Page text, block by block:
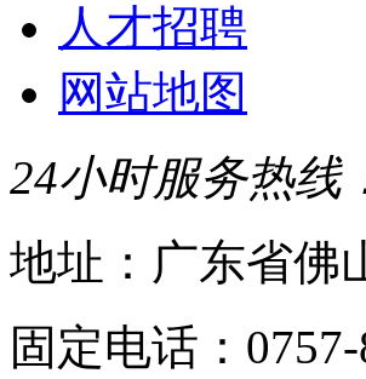
人才招聘
网站地图
24小时服务热线
地址：广东省佛
固定电话：